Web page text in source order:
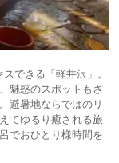
できる「軽井沢」。
魅惑のスポットもさ
避暑地ならではのリ
てゆるり癒される旅
でおひとり様時間を